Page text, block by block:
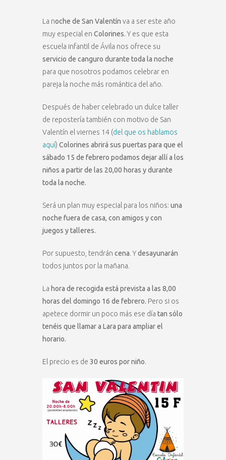
La noche de San Valentín va a ser este año
muy especial en Colorines. Y es que esta
escuela infantil de Ávila nos ofrece su
servicio de canguro durante toda la noche
para que nosotros podamos celebrar en
pareja la noche más romántica del año.
Después de haber celebrado un dulce taller
de repostería también con motivo de San
Valentín el viernes 14 (del que os hablamos
aquí) Colorines abrirá sus puertas para que el
sábado 15 de febrero podamos dejar allí a los
niños a partir de las 20,00 horas y durante
toda la noche.
Será un plan muy especial para los niños: una
noche fuera de casa, con amigos y con
juegos y talleres.
Por supuesto, tendrán cena. Ydesayunarán
todos juntos por la mañana.
La hora de recogida está prevista a las 8,00
horas del domingo 16 de febrero. Pero si os
apetece dormir un poco más ese día tan sólo
tenéis que llamar a Lara para ampliar el
horario.
El precio es de 30 euros por niño.